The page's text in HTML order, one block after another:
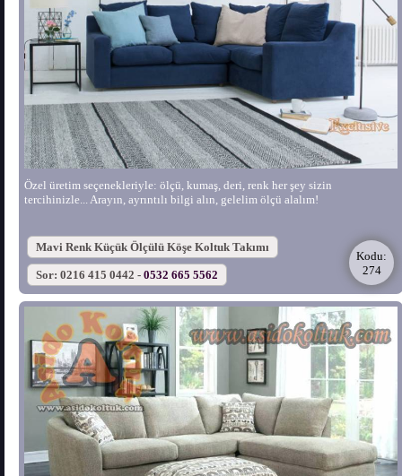
Özel üretim seçenekleriyle: ölçü, kumaş, deri, renk her şey sizin
tercihinizle... Arayın, ayrıntılı bilgi alın, gelelim ölçü alalım!
Mavi Renk Küçük Ölçülü Köşe Koltuk Takımı
Kodu:
274
Sor: 0216 415 0442 - 0532 665 5562